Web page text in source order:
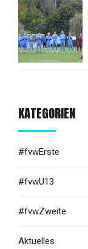
KATEGORIEN
#fvwErste
#fvwU13
#fvwZweite
Aktuelles